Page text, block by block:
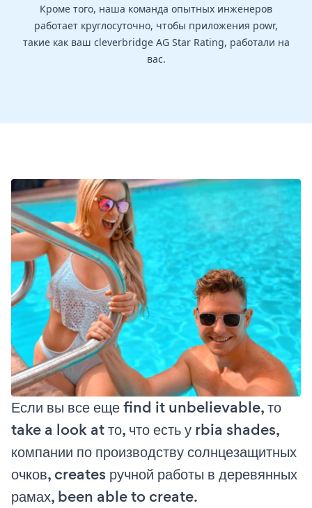
Кроме того, наша команда опытных инженеров
работает круглосуточно, чтобы приложения powr,
такие как ваш cleverbridge AG Star Rating, работали на
вас.
Если вы все еще find it unbelievable, то
take a look at то, что есть у rbia shades,
компании по производству солнцезащитных
очков, creates ручной работы в деревянных
рамах, been able to create.